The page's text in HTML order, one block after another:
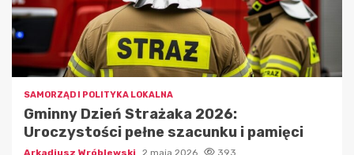
SAMORZĄD I POLITYKA LOKALNA
Gminny Dzień Strażaka 2026:
Uroczystości pełne szacunku i pamięci
Arkadiusz Wróblewski 2 maja 2026 393